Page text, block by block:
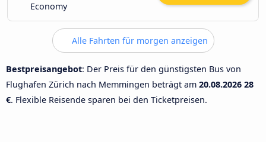
Economy
Alle Fahrten für morgen anzeigen
Bestpreisangebot: Der Preis für den günstigsten Bus von
Flughafen Zürich nach Memmingen beträgt am 20.08.2026 28
€. Flexible Reisende sparen bei den Ticketpreisen.